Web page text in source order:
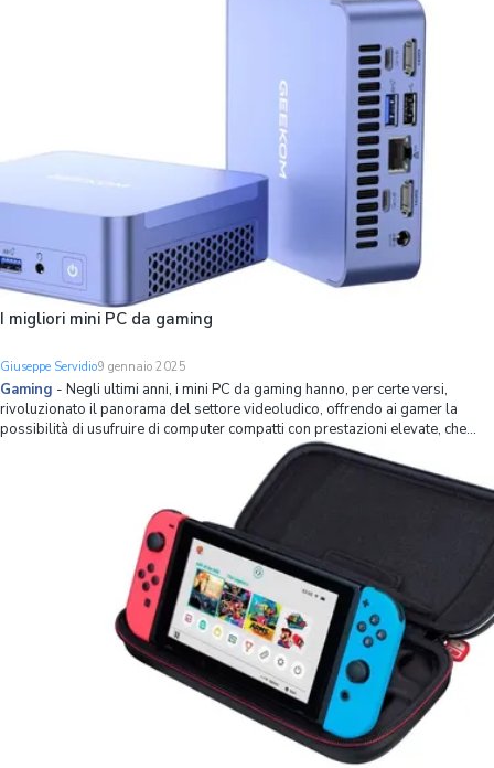
I migliori mini PC da gaming
Giuseppe Servidio9 gennaio 2025
Gaming - Negli ultimi anni, i mini PC da gaming hanno, per certe versi,
rivoluzionato il panorama del settore videoludico, offrendo ai gamer la
possibilità di usufruire di computer compatti con prestazioni elevate, che
permettono di creare desk setup concettualmente molto interessanti. Si